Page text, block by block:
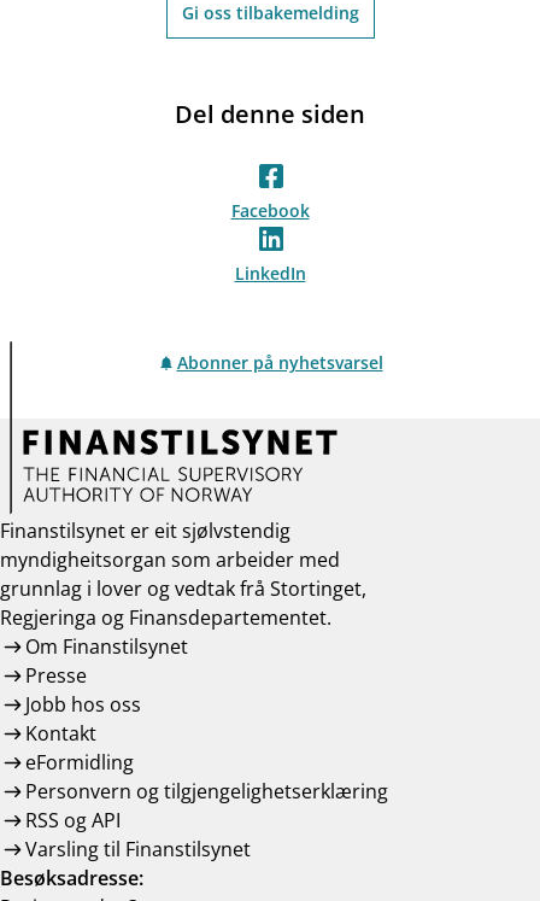
Gi oss tilbakemelding
Del denne siden
Facebook
LinkedIn
Abonner på nyhetsvarsel
Finanstilsynet er eit sjølvstendig
myndigheitsorgan som arbeider med
grunnlag i lover og vedtak frå Stortinget,
Regjeringa og Finansdepartementet.
Om Finanstilsynet
Presse
Jobb hos oss
Kontakt
eFormidling
Personvern og tilgjengelighetserklæring
RSS og API
Varsling til Finanstilsynet
Besøksadresse: